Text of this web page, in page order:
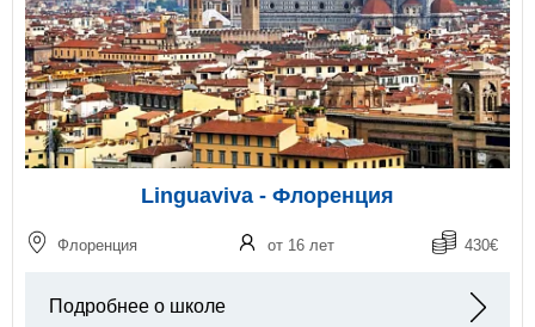
Linguaviva - Флоренция
Флоренция от 16 лет 430€
Подробнее о школе